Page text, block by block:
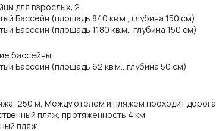
для взрослых: 2
Бассейн (площадь 840 кв.м., глубина 150 см)
Бассейн (площадь 1180 кв.м., глубина 150 см)
бассейны
Бассейн (площадь 62 кв.м., глубина 50 см)
250 м, Между отелем и пляжем проходит дорога
пляж, протяженность 4 км
пляж